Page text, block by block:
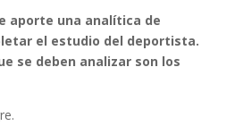
aporte una analítica de
el estudio del deportista.
se deben analizar son los